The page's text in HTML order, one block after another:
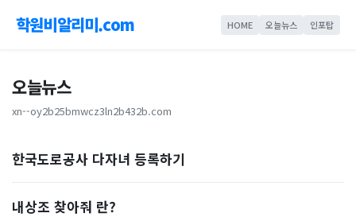
학원비알리미.com HOME 오늘뉴스 인포탑
오늘뉴스
xn--oy2b25bmwcz3ln2b432b.com
한국도로공사 다자녀 등록하기
내상조 찾아줘 란?